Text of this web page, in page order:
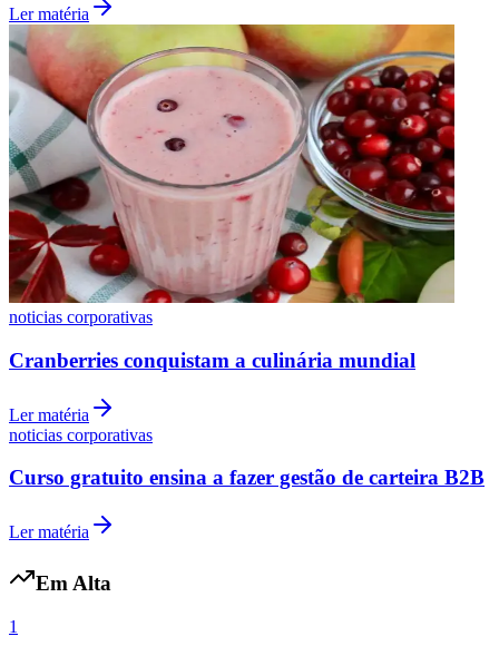
Vasco
Ler matéria
noticias corporativas
Cranberries conquistam a culinária mundial
Ler matéria
noticias corporativas
Curso gratuito ensina a fazer gestão de carteira B2B
Ler matéria
Em Alta
1